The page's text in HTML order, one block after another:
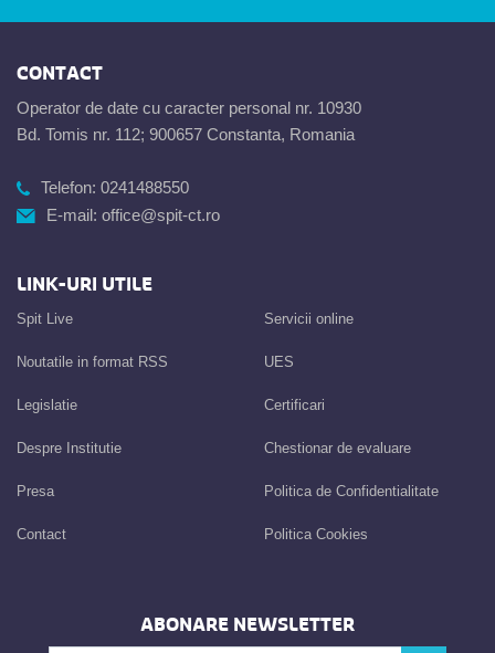
CONTACT
Operator de date cu caracter personal nr. 10930
Bd. Tomis nr. 112; 900657 Constanta, Romania
Telefon: 0241488550
E-mail: office@spit-ct.ro
LINK-URI UTILE
Spit Live
Noutatile in format RSS
Legislatie
Despre Institutie
Presa
Contact
Servicii online
UES
Certificari
Chestionar de evaluare
Politica de Confidentialitate
Politica Cookies
ABONARE NEWSLETTER